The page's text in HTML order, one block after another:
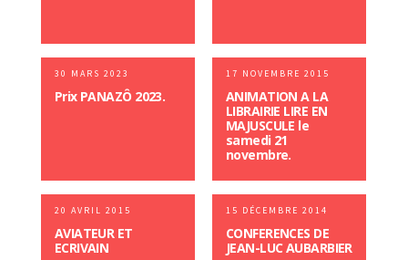
30 MARS 2023
Prix PANAZÔ 2023.
17 NOVEMBRE 2015
ANIMATION A LA
LIBRAIRIE LIRE EN
MAJUSCULE le
samedi 21
novembre.
20 AVRIL 2015
AVIATEUR ET
ECRIVAIN
15 DÉCEMBRE 2014
CONFERENCES DE
JEAN-LUC AUBARBIER